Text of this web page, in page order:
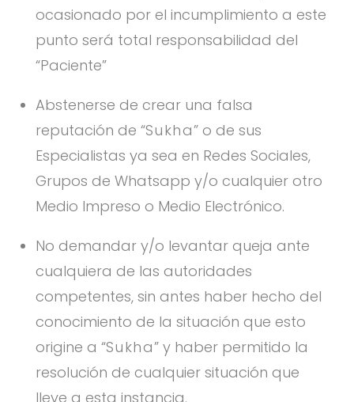
ocasionado por el incumplimiento a este
punto será total responsabilidad del
“Paciente”
Abstenerse de crear una falsa
reputación de “Sukha” o de sus
Especialistas ya sea en Redes Sociales,
Grupos de Whatsapp y/o cualquier otro
Medio Impreso o Medio Electrónico.
No demandar y/o levantar queja ante
cualquiera de las autoridades
competentes, sin antes haber hecho del
conocimiento de la situación que esto
origine a “Sukha” y haber permitido la
resolución de cualquier situación que
lleve a esta instancia.